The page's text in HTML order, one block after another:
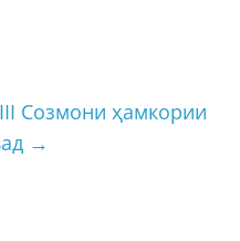
Созмони ҳамкории
→